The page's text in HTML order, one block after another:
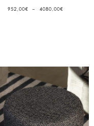
952,00€ – 4080,00€PLAGE
DE